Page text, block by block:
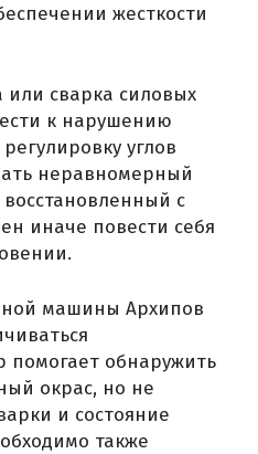
жесткости
сварка силовых
к нарушению
углов
неравномерный
с
иначе повести себя
машины Архипов
обнаружить
окрас, но не
и состояние
также